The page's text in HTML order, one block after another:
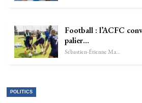
Football : l’ACFC
palier…
Sébastien-Étienne Marechal
POLITICS